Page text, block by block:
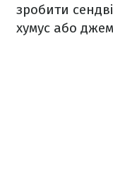
зробити
хумус або